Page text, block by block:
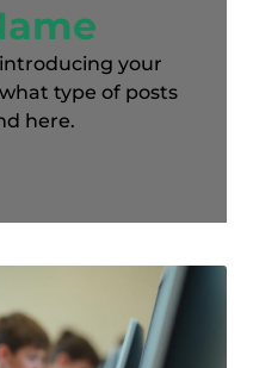
your
type of posts
here.